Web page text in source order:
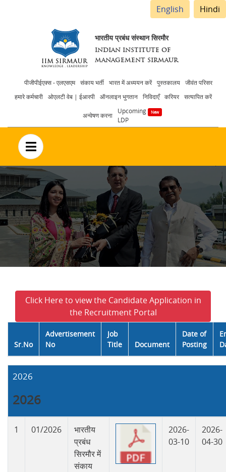
English Hindi
भारतीय प्रबंध संस्थान सिरमौर
INDIAN INSTITUTE OF
MANAGEMENT SIRMAUR
Header
menu
पीजीपीईएक्स - एलएसएम संकाय भर्ती भारत में अध्ययन करें पुस्तकालय
जीवंत परिसर
हमारे कर्मचारी
ओएलटी वेब | ईआरपी ऑनलाइन भुगतान निविदाएँ करियर सत्यापित करें
अन्वेषण करना
Upcoming
LDP
no text
Click Here to view the Candidate Application in
the Recruitment Portal
Sr.No
Advertisement
No
Job
Title
Document
Date of
Posting
2026
2026
1 01/2026
भारतीय
प्रबंध
सिरमौर में
संकाय
2026-
03-10
2026-
04-30